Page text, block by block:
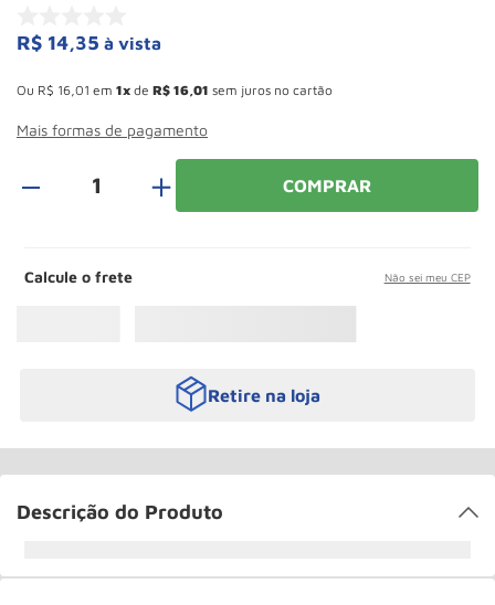
R$ 14,35 à vista
Ou R$ 16 01 em 1 de R$ 16 01 sem juros no cartão
Mais formas de pagamento
＋ COMPRAR
Calcule o frete Não sei meu CEP
Retire na loja
Descrição do Produto
8 Talha
9º Rodizio
10 º